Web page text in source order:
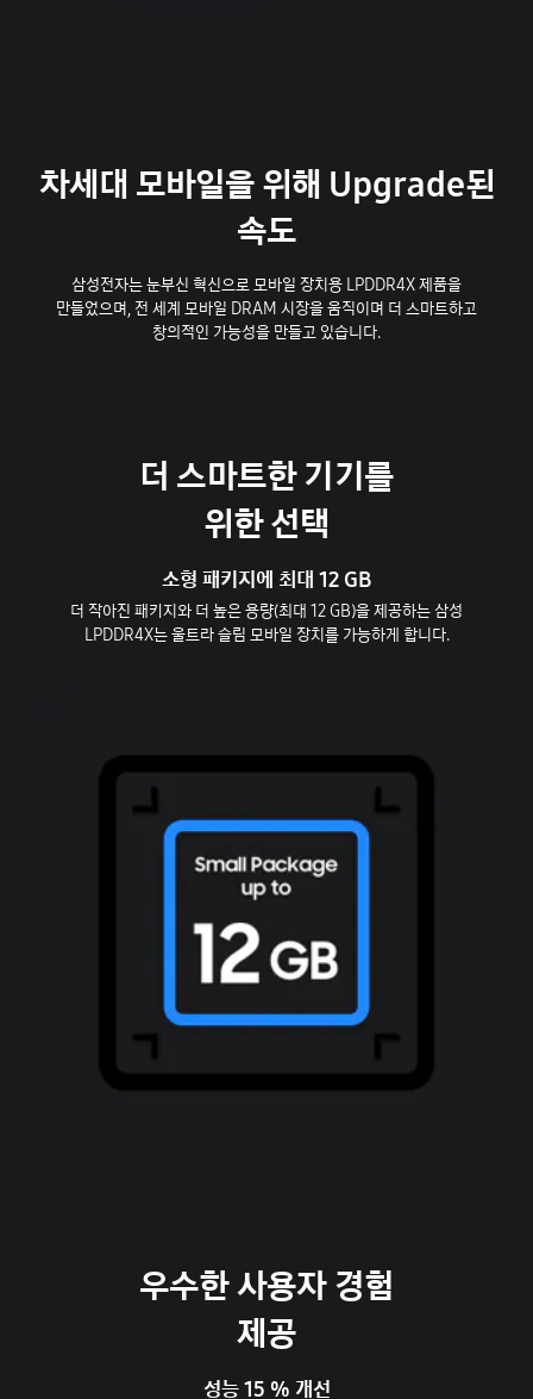
차세대 모바일을 위해 Upgrade된
속도
삼성전자는 눈부신 혁신으로 모바일 장치용 LPDDR4X 제품을
만들었으며, 전 세계 모바일 DRAM 시장을 움직이며 더 스마트하고
창의적인 가능성을 만들고 있습니다.
더 스마트한 기기를
위한 선택
소형 패키지에 최대 12 GB
더 작아진 패키지와 더 높은 용량(최대 12 GB)을 제공하는 삼성
LPDDR4X는 울트라 슬림 모바일 장치를 가능하게 합니다.
우수한 사용자 경험
제공
성능 15 % 개선